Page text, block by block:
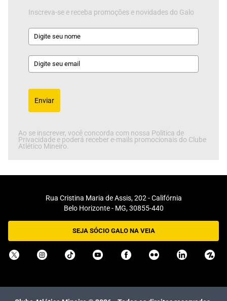
Inscreva-se e receba promoções e novidades do Galo
Enviar
Ao se inscrever, você concorda com nossa Política de
Privacidade e poderá receber e-mails promocionais do Clube
Atlético Mineiro.
Rua Cristina Maria de Assis, 202 - Califórnia
Belo Horizonte - MG, 30855-440
SEJA SÓCIO GALO NA VEIA